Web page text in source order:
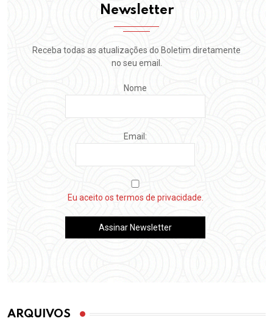
Newsletter
Receba todas as atualizações do Boletim diretamente
no seu email.
Nome
Email:
Eu aceito os termos de privacidade.
ARQUIVOS